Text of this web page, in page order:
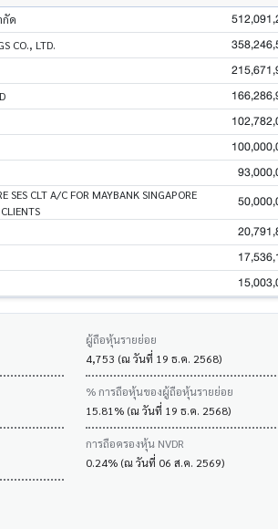
กัด
CO., LTD.
SES CLT A/C FOR MAYBANK SINGAPORE
ผู้ถือหุ้นรายย่อย
4,753 (ณ วันที่ 19 ธ.ค. 2568)
% การถือหุ้นของผู้ถือหุ้นรายย่อย
15.81% (ณ วันที่ 19 ธ.ค. 2568)
การถือครองหุ้น NVDR
0.24% (ณ วันที่ 06 ส.ค. 2569)